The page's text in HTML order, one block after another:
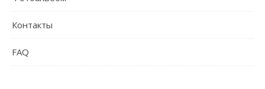
Контакты
FAQ